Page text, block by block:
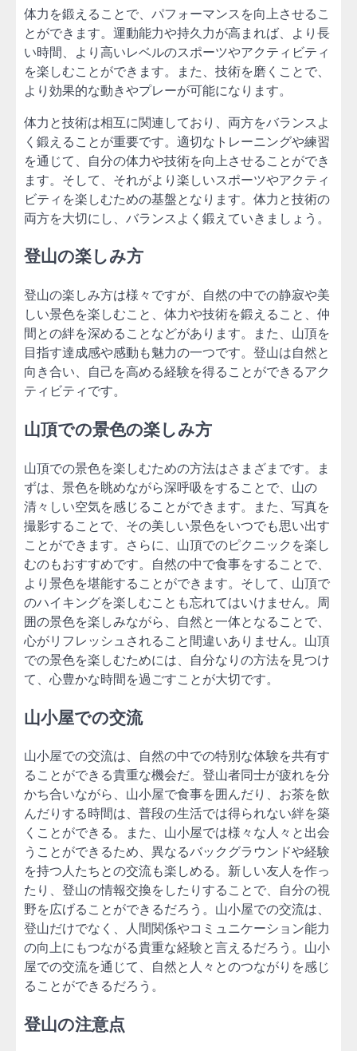
体力を鍛えることで、パフォーマンスを向上させるこ
とができます。運動能力や持久力が高まれば、より長
い時間、より高いレベルのスポーツやアクティビティ
を楽しむことができます。また、技術を磨くことで、
より効果的な動きやプレーが可能になります。
体力と技術は相互に関連しており、両方をバランスよ
く鍛えることが重要です。適切なトレーニングや練習
を通じて、自分の体力や技術を向上させることができ
ます。そして、それがより楽しいスポーツやアクティ
ビティを楽しむための基盤となります。体力と技術の
両方を大切にし、バランスよく鍛えていきましょう。
登山の楽しみ方
登山の楽しみ方は様々ですが、自然の中での静寂や美
しい景色を楽しむこと、体力や技術を鍛えること、仲
間との絆を深めることなどがあります。また、山頂を
目指す達成感や感動も魅力の一つです。登山は自然と
向き合い、自己を高める経験を得ることができるアク
ティビティです。
山頂での景色の楽しみ方
山頂での景色を楽しむための方法はさまざまです。ま
ずは、景色を眺めながら深呼吸をすることで、山の
清々しい空気を感じることができます。また、写真を
撮影することで、その美しい景色をいつでも思い出す
ことができます。さらに、山頂でのピクニックを楽し
むのもおすすめです。自然の中で食事をすることで、
より景色を堪能することができます。そして、山頂で
のハイキングを楽しむことも忘れてはいけません。周
囲の景色を楽しみながら、自然と一体となることで、
心がリフレッシュされること間違いありません。山頂
での景色を楽しむためには、自分なりの方法を見つけ
て、心豊かな時間を過ごすことが大切です。
山小屋での交流
山小屋での交流は、自然の中での特別な体験を共有す
ることができる貴重な機会だ。登山者同士が疲れを分
かち合いながら、山小屋で食事を囲んだり、お茶を飲
んだりする時間は、普段の生活では得られない絆を築
くことができる。また、山小屋では様々な人々と出会
うことができるため、異なるバックグラウンドや経験
を持つ人たちとの交流も楽しめる。新しい友人を作っ
たり、登山の情報交換をしたりすることで、自分の視
野を広げることができるだろう。山小屋での交流は、
登山だけでなく、人間関係やコミュニケーション能力
の向上にもつながる貴重な経験と言えるだろう。山小
屋での交流を通じて、自然と人々とのつながりを感じ
ることができるだろう。
登山の注意点